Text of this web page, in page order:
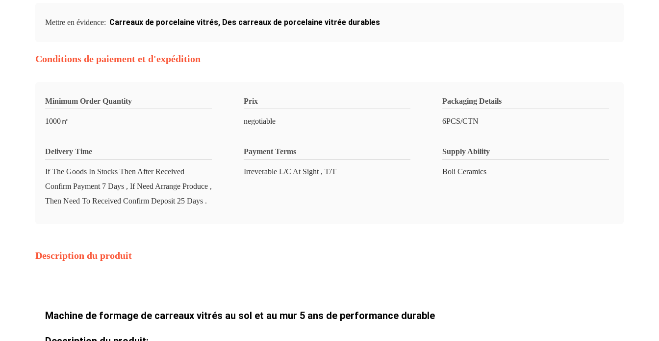
Mettre en évidence: Carreaux de porcelaine vitrés, Des carreaux de porcelaine vitrée durables
Conditions de paiement et d'expédition
Minimum Order Quantity
1000㎡
Prix
negotiable
Packaging Details
6PCS/CTN
Delivery Time
If The Goods In Stocks Then After Received
Confirm Payment 7 Days , If Need Arrange Produce ,
Then Need To Received Confirm Deposit 25 Days .
Payment Terms
Irreverable L/C At Sight , T/T
Supply Ability
Boli Ceramics
Description du produit
Machine de formage de carreaux vitrés au sol et au mur 5 ans de performance durable